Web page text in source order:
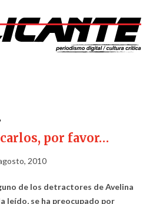
por favor…
2010
de los detractores de Avelina
leído, se ha preocupado por